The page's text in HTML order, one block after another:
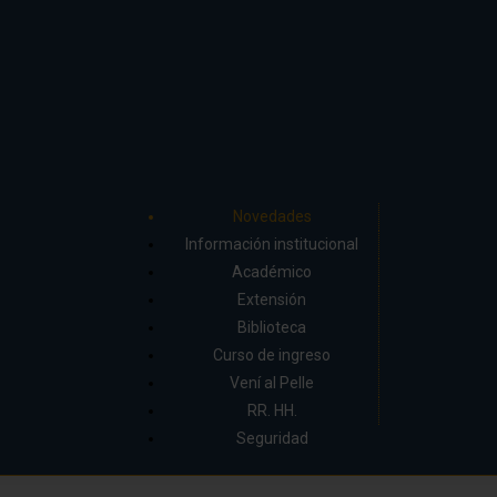
Novedades
Información institucional
Académico
Extensión
Biblioteca
Curso de ingreso
Vení al Pelle
RR. HH.
Seguridad